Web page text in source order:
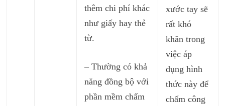
thêm chi phí khác
như giấy hay thẻ
từ.
– Thường có khả
năng đồng bộ với
phần mềm chấm
xước tay sẽ
rất khó
khăn trong
việc áp
dụng hình
thức này để
chấm công